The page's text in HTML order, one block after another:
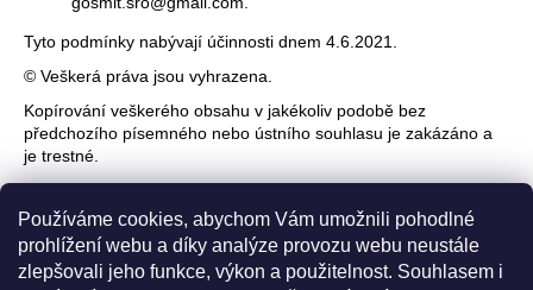
Používáme cookies, abychom Vám umožnili pohodlné
prohlížení webu a díky analýze provozu webu neustále
zlepšovali jeho funkce, výkon a použitelnost. Souhlasem i
Tyto podmínky nabývají účinnosti dnem 4.6.2021.
© Veškerá práva jsou vyhrazena.
Kopírování veškerého obsahu v jakékoliv podobě bez
předchozího písemného nebo ústního souhlasu je zakázáno a
je trestné.